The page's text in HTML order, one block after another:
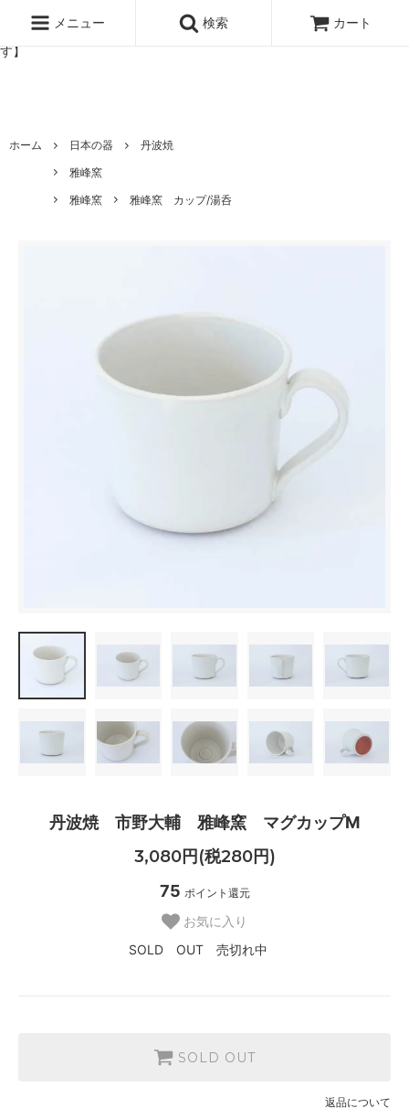
ッタのオンラインストア【アラビア,クイストゴーなどの北欧ヴィンテ
ージ食器,雅峰窯やソルテグラスジュエリーなどの作家の作品が並びま
す】
メニュー 検索 カート
ホーム 日本の器
丹波焼
雅峰窯
雅峰窯
雅峰窯 カップ/湯呑
丹波焼 市野大輔 雅峰窯 マグカップM
3,080円(税280円)
75 ポイント還元
お気に入り
SOLD OUT 売切れ中
SOLD OUT
返品について